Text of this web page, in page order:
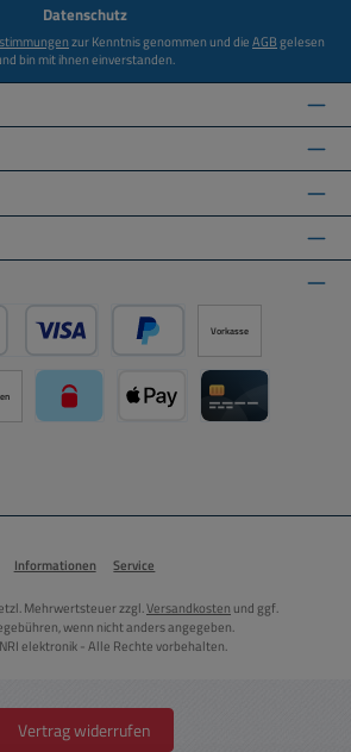
Datenschutz
zur Kenntnis genommen und dieAGBgelesen
bin mit ihnen einverstanden.
Kredit- oder Debitkarte über PayPal
Später Bezahlen über PayPal
Vorkasse
Informationen Service
Mehrwertsteuer zzgl.Versandkosten und ggf.
wenn nicht anders angegeben.
elektronik - Alle Rechte vorbehalten.
Vertrag widerrufen